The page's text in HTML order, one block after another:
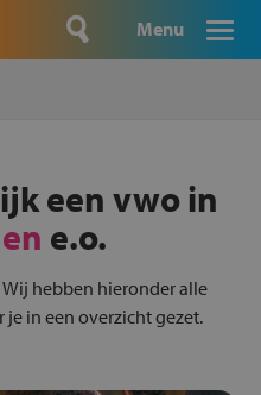
Menu
een vwo in
e.o.
hebben hieronder alle
in een overzicht gezet.